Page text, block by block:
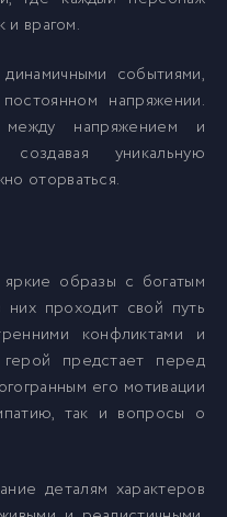
и врагом.
событиями,
напряжении.
напряжением и
уникальную
оторваться.
образы с богатым
проходит свой путь
конфликтами и
предстает перед
его мотивации
так и вопросы о
деталям характеров